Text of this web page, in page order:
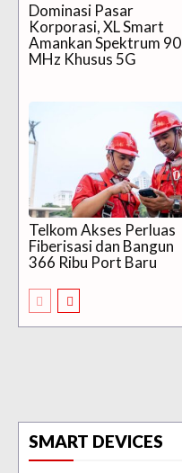
Dominasi Pasar
Korporasi, XL Smart
Amankan Spektrum 90
MHz Khusus 5G
Telkom Akses Perluas
Fiberisasi dan Bangun
366 Ribu Port Baru
SMART DEVICES